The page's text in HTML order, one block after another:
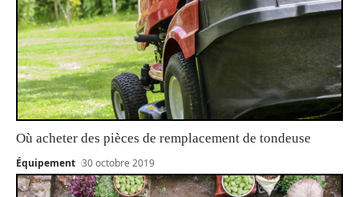
Où acheter des pièces de remplacement de tondeuse
Équipement 30 octobre 2019